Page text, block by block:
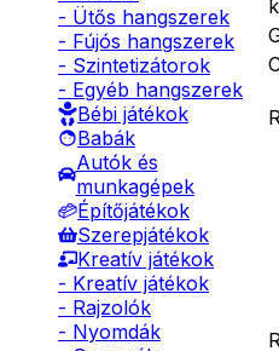
- Ütős hangszerek
- Fújós hangszerek
- Szintetizátorok
- Egyéb hangszerek
Bébi játékok
Babák
Autók és
munkagépek
Építőjátékok
Szerepjátékok
Kreatív játékok
- Kreatív játékok
- Rajzolók
- Nyomdák